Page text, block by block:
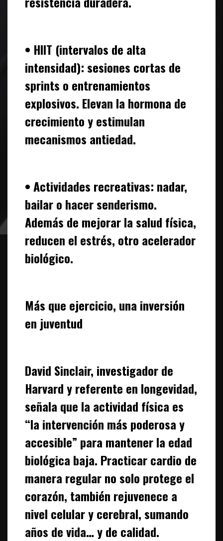
• HIIT (intervalos de alta
intensidad): sesiones cortas de
sprints o entrenamientos
explosivos. Elevan la hormona de
crecimiento y estimulan
mecanismos antiedad.
• Actividades recreativas: nadar,
bailar o hacer senderismo.
Además de mejorar la salud física,
reducen el estrés, otro acelerador
biológico.
Más que ejercicio, una inversión
en juventud
David Sinclair, investigador de
Harvard y referente en longevidad,
señala que la actividad física es
“la intervención más poderosa y
accesible” para mantener la edad
biológica baja. Practicar cardio de
manera regular no solo protege el
corazón, también rejuvenece a
nivel celular y cerebral, sumando
años de vida… y de calidad.